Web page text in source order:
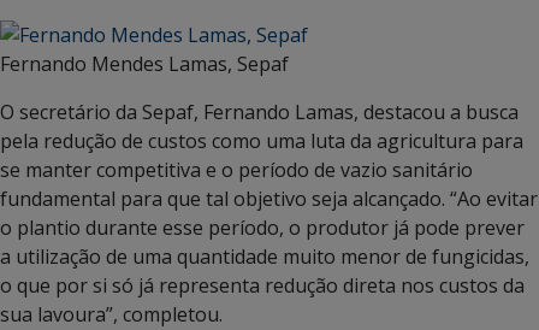
Fernando Mendes Lamas, Sepaf
O secretário da Sepaf, Fernando Lamas, destacou a busca
pela redução de custos como uma luta da agricultura para
se manter competitiva e o período de vazio sanitário
fundamental para que tal objetivo seja alcançado. “Ao evitar
o plantio durante esse período, o produtor já pode prever
a utilização de uma quantidade muito menor de fungicidas,
o que por si só já representa redução direta nos custos da
sua lavoura”, completou.